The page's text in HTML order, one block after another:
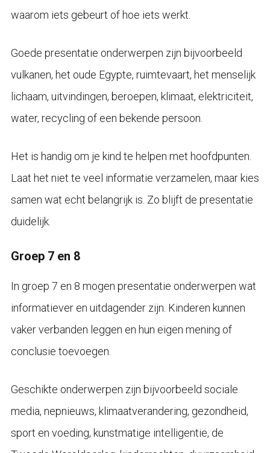
waarom iets gebeurt of hoe iets werkt.
Goede presentatie onderwerpen zijn bijvoorbeeld
vulkanen, het oude Egypte, ruimtevaart, het menselijk
lichaam, uitvindingen, beroepen, klimaat, elektriciteit,
water, recycling of een bekende persoon.
Het is handig om je kind te helpen met hoofdpunten.
Laat het niet te veel informatie verzamelen, maar kies
samen wat echt belangrijk is. Zo blijft de presentatie
duidelijk.
Groep 7 en 8
In groep 7 en 8 mogen presentatie onderwerpen wat
informatiever en uitdagender zijn. Kinderen kunnen
vaker verbanden leggen en hun eigen mening of
conclusie toevoegen.
Geschikte onderwerpen zijn bijvoorbeeld sociale
media, nepnieuws, klimaatverandering, gezondheid,
sport en voeding, kunstmatige intelligentie, de